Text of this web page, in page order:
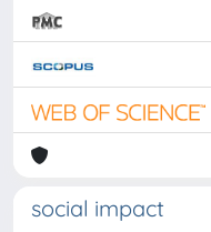
social impact